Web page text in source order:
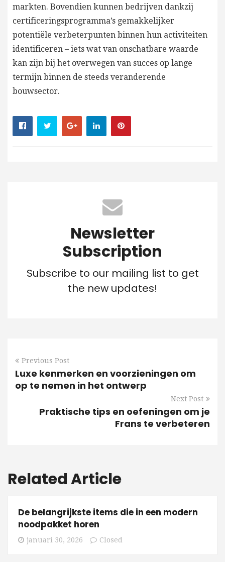
markten. Bovendien kunnen bedrijven dankzij
certificeringsprogramma’s gemakkelijker
potentiële verbeterpunten binnen hun activiteiten
identificeren – iets wat van onschatbare waarde
kan zijn bij het overwegen van succes op lange
termijn binnen de steeds veranderende
bouwsector.
Newsletter
Subscription
Subscribe to our mailing list to get
the new updates!
Previous Post
Luxe kenmerken en voorzieningen om
op te nemen in het ontwerp
Next Post
Praktische tips en oefeningen om je
Frans te verbeteren
Related Article
De belangrijkste items die in een modern
noodpakket horen
januari 30, 2026 Closed